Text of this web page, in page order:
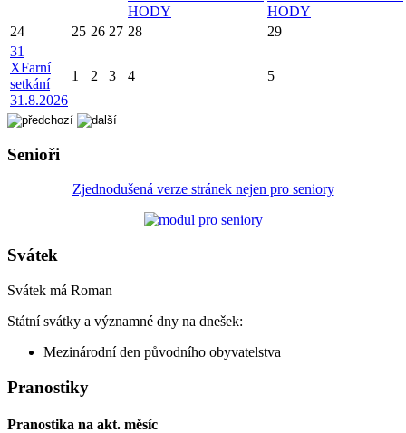
HODY
HODY
24
25 26 27 28
29
31
XFarní
setkání
31.8.2026
1 2 3 4 5
Senioři
Zjednodušená verze stránek nejen pro seniory
Svátek
Svátek má Roman
Státní svátky a významné dny na dnešek:
Mezinárodní den původního obyvatelstva
Pranostiky
Pranostika na akt. měsíc